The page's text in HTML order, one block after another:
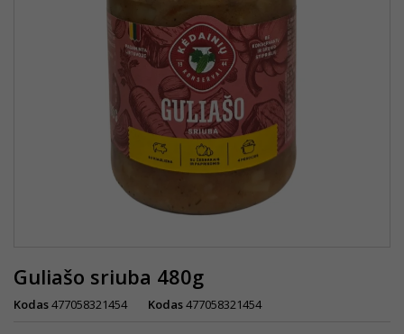
Guliašo sriuba 480g
Kodas477058321454 Kodas477058321454